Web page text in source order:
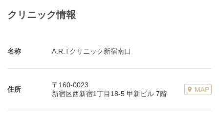
クリニック情報
名称 A.R.Tクリニック新宿南口
住所
〒160-0023
新宿区西新宿1丁目18-5 甲新ビル 7階